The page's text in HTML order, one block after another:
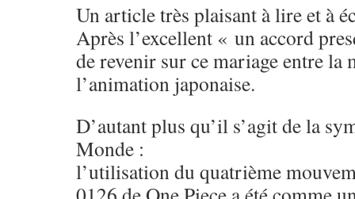
Un article très plaisant à lire et à
Après l’excellent « un accord
de revenir sur ce mariage entre la
l’animation japonaise.
D’autant plus qu’il s’agit de la
Monde :
l’utilisation du quatrième